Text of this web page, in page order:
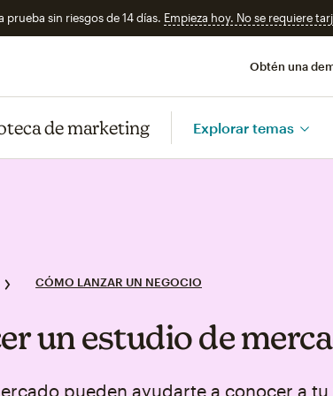
sin riesgos de 14 días. Empieza hoy. No se requiere
Obtén una
de marketing Explorar temas
CÓMO LANZAR UN NEGOCIO
un estudio de
pueden ayudarte a conocer a